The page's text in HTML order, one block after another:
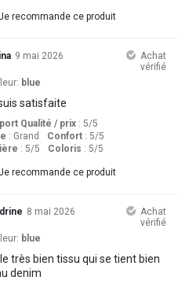
recommande ce produit
9 mai 2026
Achat
vérifié
blue
satisfaite
Qualité / prix: 5/5
: Grand Confort: 5/5
: 5/5 Coloris : 5/5
recommande ce produit
8 mai 2026
Achat
vérifié
blue
très bien tissu qui se tient bien
denim